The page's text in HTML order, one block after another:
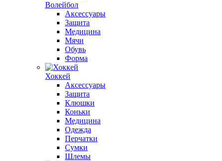
Волейбол
Аксессуары
Защита
Медицина
Мячи
Обувь
Форма
Хоккей
Аксессуары
Защита
Клюшки
Коньки
Медицина
Одежда
Перчатки
Сумки
Шлемы